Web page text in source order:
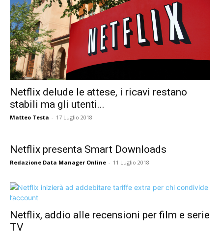
Netflix delude le attese, i ricavi restano
stabili ma gli utenti...
Matteo Testa - 17 Luglio 2018
Netflix presenta Smart Downloads
Redazione Data Manager Online - 11 Luglio 2018
Netflix, addio alle recensioni per film e serie
TV